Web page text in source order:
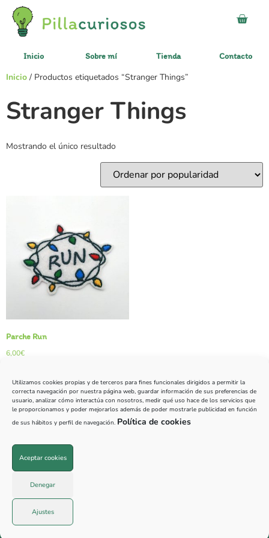
Utilizamos cookies propias y de terceros para fines funcionales dirigidos a permitir la
correcta navegación por nuestra página web, guardar información de sus preferencias de
usuario, analizar cómo interactúa con nosotros, medir qué uso hace de los servicios que
le proporcionamos y poder mejorarlos además de poder mostrarle publicidad en función
de sus hábitos y perfil de navegación. Política de cookies
Aceptar cookies
Denegar
Ajustes
Inicio Sobre mí Tienda Contacto
Inicio / Productos etiquetados “Stranger Things”
Stranger Things
Mostrando el único resultado
Parche Run
6,00€
Leer más
© 2026 PillaCuriosos |
Aviso legal|